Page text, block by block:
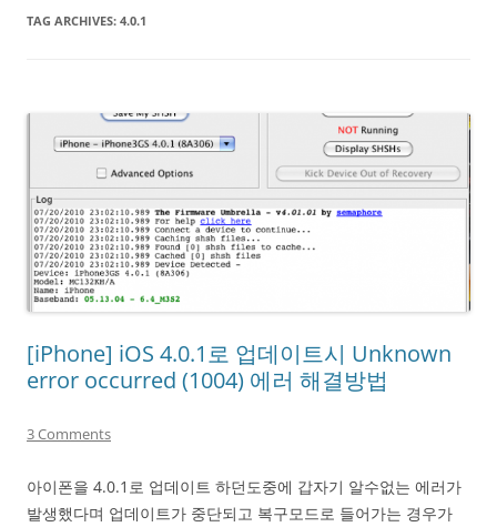
TAG ARCHIVES: 4.0.1
[iPhone] iOS 4.0.1로 업데이트시 Unknown
error occurred (1004) 에러 해결방법
3 Comments
아이폰을 4.0.1로 업데이트 하던도중에 갑자기 알수없는 에러가
발생했다며 업데이트가 중단되고 복구모드로 들어가는 경우가